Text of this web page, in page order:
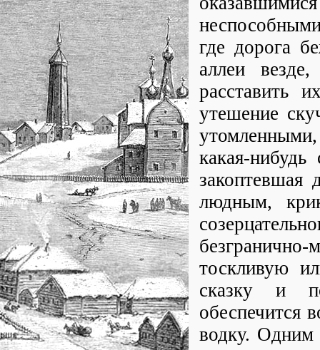
где дорога
аллеи
расставить
утешение
какая-
закоптевшая
людным,
тоскливую
сказку и
обеспечится
водку.